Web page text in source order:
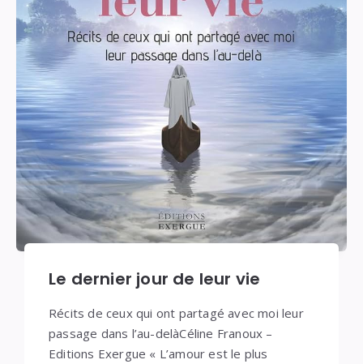
Le dernier jour de leur vie
Récits de ceux qui ont partagé avec moi leur
passage dans l’au-delàCéline Franoux –
Editions Exergue « L’amour est le plus